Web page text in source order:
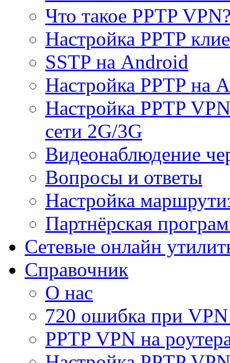
Что такое PPTP
Настройка PPTP
SSTP на Android
Настройка PPTP на
Настройка PPTP
сети 2G/3G
Видеонаблюдение
Вопросы и ответы
Настройка
Партнёрская
Сетевые онлайн
Справочник
О нас
720 ошибка при
PPTP VPN на